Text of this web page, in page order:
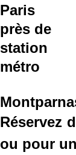
Paris
près de
station
métro
Réservez
ou pour